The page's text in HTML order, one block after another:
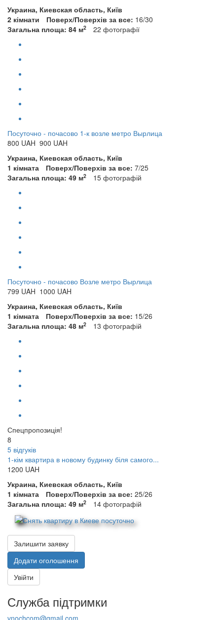
Украина, Киевская область, Київ
2 кімнати
Поверх/Поверхів за все: 16/30
Загальна площа: 84 м2 22 фотографії
Посуточно - почасово 1-к возле метро Вырлица
800 UAH 900 UAH
Украина, Киевская область, Київ
1 кімната
Поверх/Поверхів за все: 7/25
Загальна площа: 49 м2 15 фотографій
Посуточно - почасово Возле метро Вырлица
799 UAH 1000 UAH
Украина, Киевская область, Київ
1 кімната
Поверх/Поверхів за все: 15/26
Загальна площа: 48 м2 13 фотографій
Спецпропозиція!
8
5 відгуків
1-кім квартира в новому будинку біля самого...
1200 UAH
Украина, Киевская область, Київ
1 кімната
Поверх/Поверхів за все: 25/26
Загальна площа: 49 м2 14 фотографій
Залишити заявку
Додати оголошення
Увійти
Служба підтримки